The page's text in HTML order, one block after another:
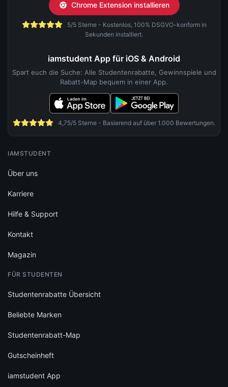
Chrome Extension installieren
5/5 Sterne - Kostenlos, 100% DSGVO-konform in
Sekunden installiert.
iamstudent App für iOS & Android
Spart euch die Suche: Alle Studentenrabatte, Gewinnspiele und
Rabatt-Map bequem in einer App.
4,75/5 Sterne - Basierend auf über 1.000 Bewertungen.
IAMSTUDENT
Über uns
Karriere
Hilfe & Support
Kontakt
Magazin
FÜR STUDENTEN
Studentenrabatte Übersicht
Beliebte Marken
Studentenrabatt-Map
Gutscheinheft
iamstudent App